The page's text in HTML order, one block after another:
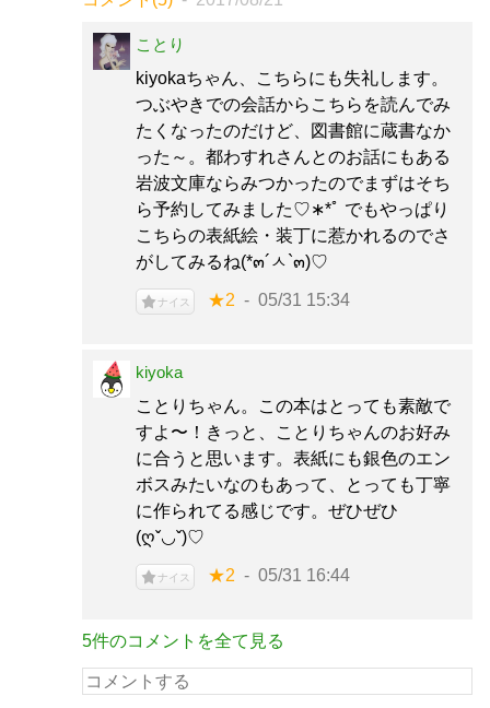
ことり
kiyokaちゃん、こちらにも失礼します。
つぶやきでの会話からこちらを読んでみ
たくなったのだけど、図書館に蔵書なか
った～。都わすれさんとのお話にもある
岩波文庫ならみつかったのでまずはそち
ら予約してみました♡∗*ﾟ でもやっぱり
こちらの表紙絵・装丁に惹かれるのでさ
がしてみるね(*๓´ㅅ`๓)♡
ナイス ★2 05/31 15:34
kiyoka
ことりちゃん。この本はとっても素敵で
すよ〜！きっと、ことりちゃんのお好み
に合うと思います。表紙にも銀色のエン
ボスみたいなのもあって、とっても丁寧
に作られてる感じです。ぜひぜひ
(ღˇ◡ˇ)♡
ナイス ★2 05/31 16:44
5件のコメントを全て見る